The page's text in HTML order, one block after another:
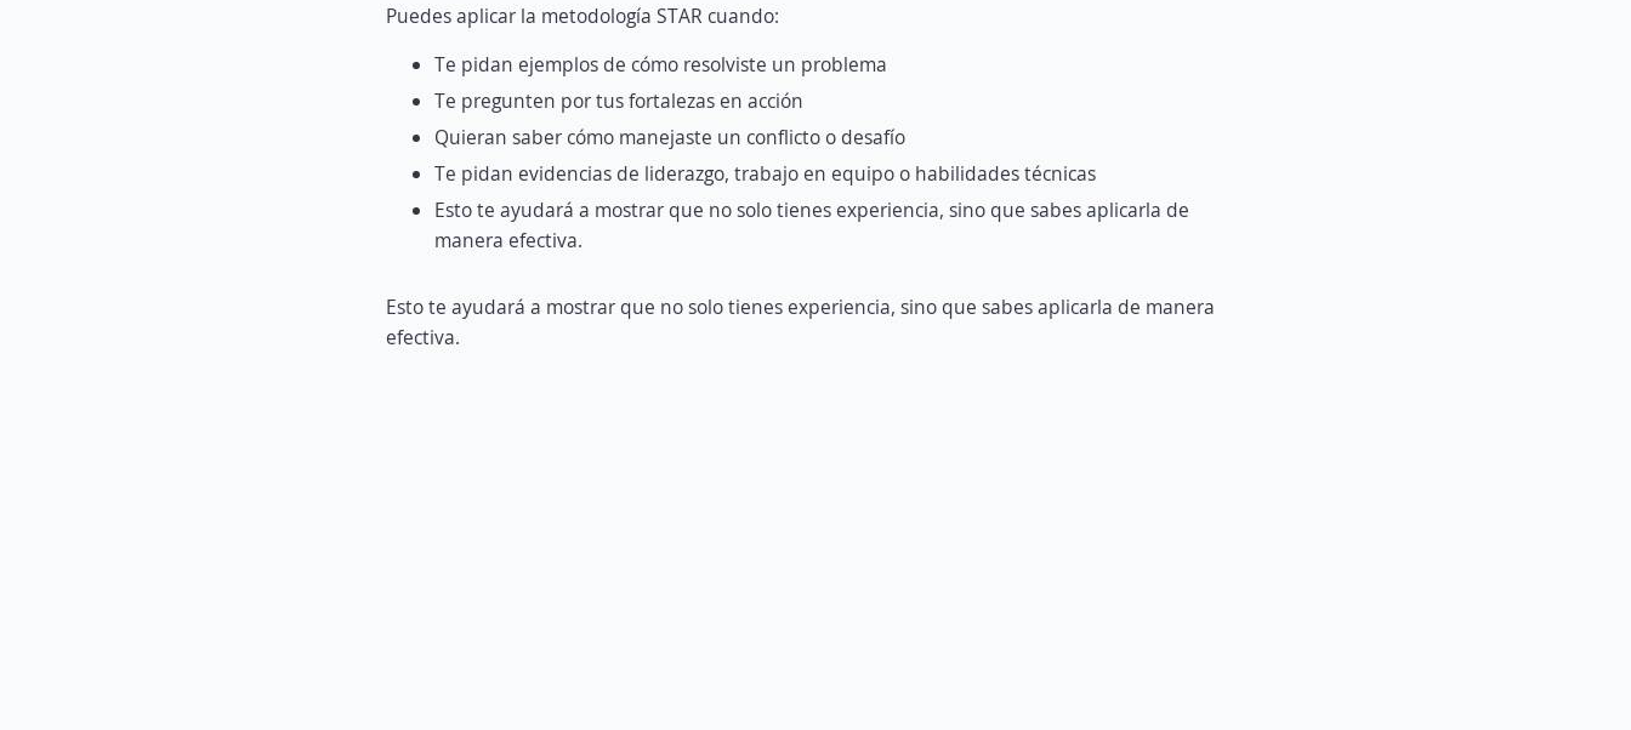
Puedes aplicar la metodología STAR cuando:
Te pidan ejemplos de cómo resolviste un problema
Te pregunten por tus fortalezas en acción
Quieran saber cómo manejaste un conflicto o desafío
Te pidan evidencias de liderazgo, trabajo en equipo o habilidades técnicas
Esto te ayudará a mostrar que no solo tienes experiencia, sino que sabes aplicarla de
manera efectiva.
Esto te ayudará a mostrar que no solo tienes experiencia, sino que sabes aplicarla de manera
efectiva.